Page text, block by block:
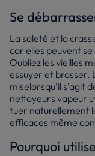
Se
La saleté et la
car elles peuvent
Oubliez les vieilles
essuyer et brosser.
miselorsqu’il s’agit
nettoyeurs vapeur
tuer naturellement
efficaces même
Pourquoi